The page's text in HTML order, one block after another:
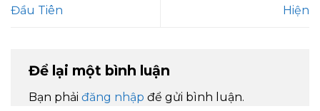
Đầu Tiên
Hiện
Để lại một bình luận
Bạn phải đăng nhập để gửi bình luận.